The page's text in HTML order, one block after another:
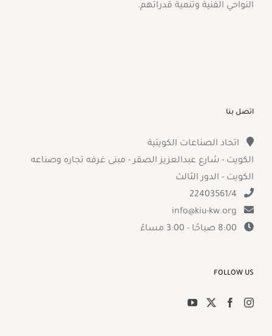
النواحي الفنية وتنمية قدراتهم.
اتصل بنا
اتحاد الصناعات الكويتية
الكويت - شارع عبدالعزيز الصقر - مبنى غرفه تجاره وصناعه
الكويت - الدور الثالث
22403561/4
info@kiu-kw.org
FOLLOW US